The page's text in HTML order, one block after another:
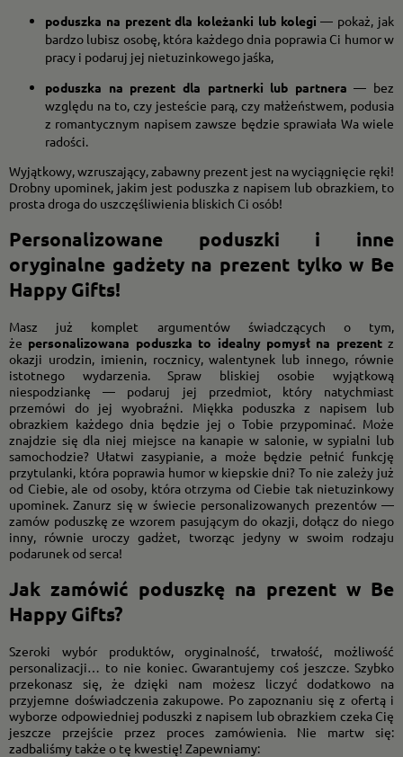
poduszka na prezent dla koleżanki lub kolegi— pokaż, jak
bardzo lubisz osobę, która każdego dnia poprawia Ci humor w
pracy i podaruj jej nietuzinkowego jaśka,
poduszka na prezent dla partnerki lub partnera — bez
względu na to, czy jesteście parą, czy małżeństwem, podusia
z romantycznym napisem zawsze będzie sprawiała Wa wiele
radości.
Wyjątkowy, wzruszający, zabawny prezent jest na wyciągnięcie ręki!
Drobny upominek, jakim jest poduszka z napisem lub obrazkiem, to
prosta droga do uszczęśliwienia bliskich Ci osób!
Personalizowane poduszki i inne
oryginalne gadżety na prezent tylko w Be
Happy Gifts!
Masz już komplet argumentów świadczących o tym,
że personalizowana poduszka to idealny pomysł na prezentz
okazji urodzin, imienin, rocznicy, walentynek lub innego, równie
istotnego wydarzenia. Spraw bliskiej osobie wyjątkową
niespodziankę — podaruj jej przedmiot, który natychmiast
przemówi do jej wyobraźni. Miękka poduszka z napisem lub
obrazkiem każdego dnia będzie jej o Tobie przypominać. Może
znajdzie się dla niej miejsce na kanapie w salonie, w sypialni lub
samochodzie? Ułatwi zasypianie, a może będzie pełnić funkcję
przytulanki, która poprawia humor w kiepskie dni? To nie zależy już
od Ciebie, ale od osoby, która otrzyma od Ciebie tak nietuzinkowy
upominek. Zanurz się w świecie personalizowanych prezentów —
zamów poduszkę ze wzorem pasującym do okazji, dołącz do niego
inny, równie uroczy gadżet, tworząc jedyny w swoim rodzaju
podarunek od serca!
Jak zamówić poduszkę na prezent w Be
Happy Gifts?
Szeroki wybór produktów, oryginalność, trwałość, możliwość
personalizacji… to nie koniec. Gwarantujemy coś jeszcze. Szybko
przekonasz się, że dzięki nam możesz liczyć dodatkowo na
przyjemne doświadczenia zakupowe. Po zapoznaniu się z ofertą i
wyborze odpowiedniej poduszki z napisem lub obrazkiem czeka Cię
jeszcze przejście przez proces zamówienia. Nie martw się:
zadbaliśmy także o tę kwestię! Zapewniamy: